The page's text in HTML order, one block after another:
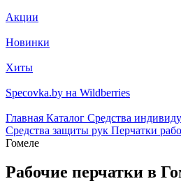
Акции
Новинки
Хиты
Specovka.by на Wildberries
Главная Каталог Средства
Средства защиты рук Перчатки
Гомеле
Рабочие перчатки в